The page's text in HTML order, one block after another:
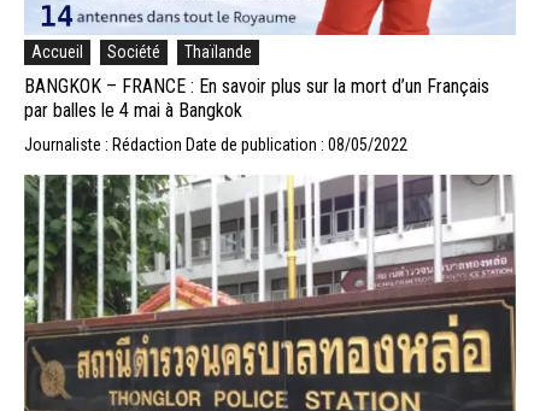
Accueil Société Thaïlande
BANGKOK – FRANCE : En savoir plus sur la mort d’un Français
par balles le 4 mai à Bangkok
Journaliste : Rédaction Date de publication : 08/05/2022